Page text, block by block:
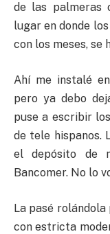
de las palmeras
lugar en donde
con los meses, se
Ahí me instalé
pero ya debo
puse a escribir
de tele hispanos.
el depósito de
Bancomer. No lo
La pasé rolándola
con estricta